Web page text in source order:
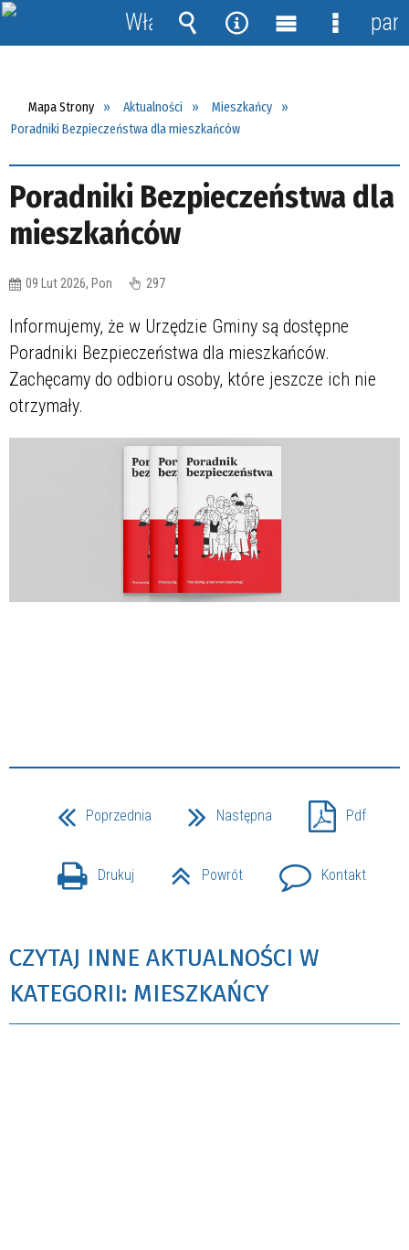
Mapa Strony Aktualności
Mieszkańcy
Poradniki Bezpieczeństwa dla mieszkańców
Poradniki Bezpieczeństwa dla
mieszkańców
09 Lut 2026, Pon 297
Informujemy, że w Urzędzie Gminy są dostępne
Poradniki Bezpieczeństwa dla mieszkańców.
Zachęcamy do odbioru osoby, które jeszcze ich nie
otrzymały.
Poprzednia Następna Pdf
Drukuj Powrót Kontakt
CZYTAJ INNE AKTUALNOŚCI W
KATEGORII: MIESZKAŃCY
Włącz
powiadomienia
Wyszukiwarka
Narzędzia
MenuMenu